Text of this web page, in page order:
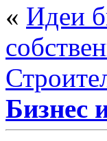
« Идеи
Бизнес